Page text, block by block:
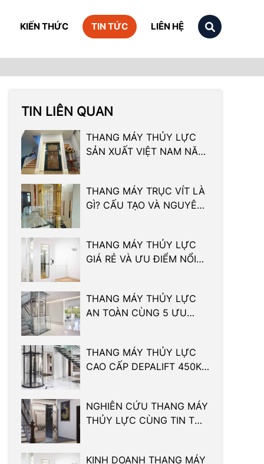
KIẾN THỨC TIN TỨC LIÊN HỆ
TIN LIÊN QUAN
THANG MÁY THỦY LỰC
SẢN XUẤT VIỆT NAM NĂM
THANG MÁY TRỤC VÍT LÀ
GÌ? CẤU TẠO VÀ NGUYÊN
THANG MÁY THỦY LỰC
GIÁ RẺ VÀ ƯU ĐIỂM NỔI
THANG MÁY THỦY LỰC
AN TOÀN CÙNG 5 ƯU
THANG MÁY THỦY LỰC
CAO CẤP DEPALIFT 450KG
NGHIÊN CỨU THANG MÁY
THỦY LỰC CÙNG TIN TỨC
KINH DOANH THANG MÁY